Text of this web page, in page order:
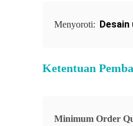
Menyoroti:
Ketentuan
Minimum Order